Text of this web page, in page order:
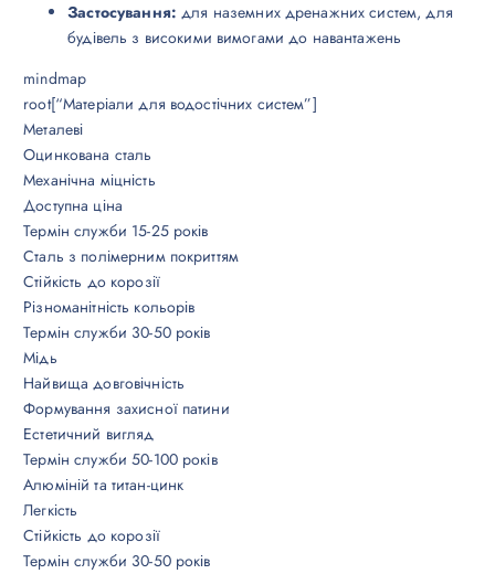
Застосування: для наземних дренажних систем, для
будівель з високими вимогами до навантажень
mindmap
root[“Матеріали для водостічних систем”]
Металеві
Оцинкована сталь
Механічна міцність
Доступна ціна
Термін служби 15-25 років
Сталь з полімерним покриттям
Стійкість до корозії
Різноманітність кольорів
Термін служби 30-50 років
Мідь
Найвища довговічність
Формування захисної патини
Естетичний вигляд
Термін служби 50-100 років
Алюміній та титан-цинк
Легкість
Стійкість до корозії
Термін служби 30-50 років